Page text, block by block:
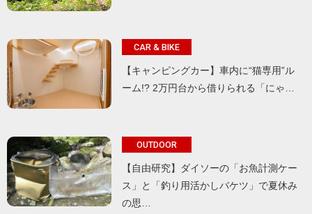
CAR & BIKE
【キャンピングカー】車内に“猫専用”ル
ーム!? 2万円台から借りられる「にゃ…
OUTDOOR
【自由研究】ダイソーの「お魚計測ケー
ス」と「釣り用活かしバケツ」で夏休み
の思…